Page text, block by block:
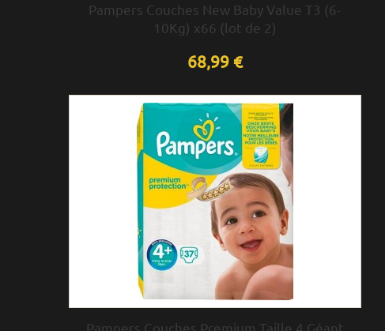
Pampers Couches New Baby Value T3 (6-
10Kg) x66 (lot de 2)
68,99 €
Pampers Couches Premium Taille 4 Géant